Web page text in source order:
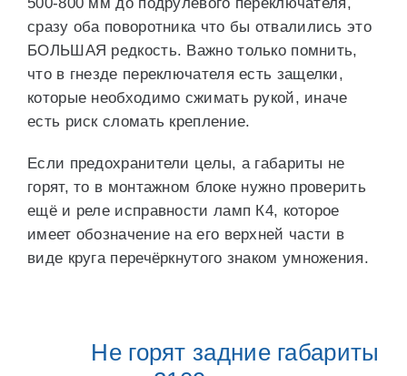
сразу оба поворотника что бы отвалились это
БОЛЬШАЯ редкость. Важно только помнить,
что в гнезде переключателя есть защелки,
которые необходимо сжимать рукой, иначе
есть риск сломать крепление.
Если предохранители целы, а габариты не
горят, то в монтажном блоке нужно проверить
ещё и реле исправности ламп К4, которое
имеет обозначение на его верхней части в
виде круга перечёркнутого знаком умножения.
Не горят задние габариты